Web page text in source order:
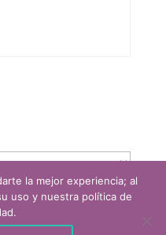
la mejor experiencia; al
uso y nuestra política de